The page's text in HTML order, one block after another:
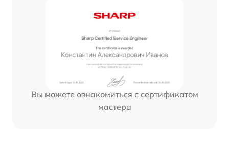
Вы можете ознакомиться с сертификатом
мастера